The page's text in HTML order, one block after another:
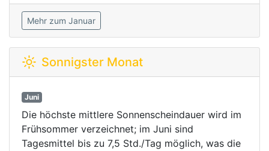
Mehr zum Januar
Sonnigster Monat
Juni
Die höchste mittlere Sonnenscheindauer wird im
Frühsommer verzeichnet; im Juni sind
Tagesmittel bis zu 7,5 Std./Tag möglich, was die